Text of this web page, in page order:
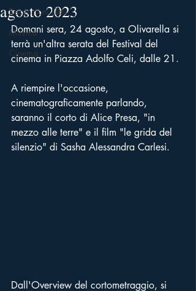
Recensioni Libri
Musica
Cinema
agosto 2023
Domani sera, 24 agosto, a Olivarella si
terrà un'altra serata del Festival del
cinema in Piazza Adolfo Celi, dalle 21.
A riempire l'occasione,
cinematograficamente parlando,
saranno il corto di Alice Presa, "in
mezzo alle terre" e il film "le grida del
silenzio" di Sasha Alessandra Carlesi.
Dall'Overview del cortometraggio, si